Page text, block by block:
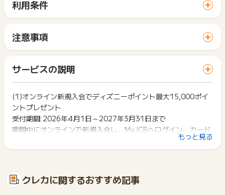
いたずら、転売目的、受取拒否等
・リスティング等、その他掲載条件に反する場合
※SNS拡散は禁止となります。
※ポイントに関するお問い合わせは、
ポイントタウンサポートま
でお問い合わせください。
ポイントについて、広告主に直接お問い合わせをした場合、ポ
イント獲得対象外となる場合がございます。
クレカ クレジットカード
≪獲得予定ポイントが反映されない場合のお問合せについて≫
代理店側で本広告をクリックされた履歴が確認できない場合
は、未反映の原因調査をお受け出来かねる場合がございます。
を承ることができません。
あらかじめご了承ください。
利用条件
サイトに移動してからお申し込みやお買い物が完了するまでの
間に、同じブラウザ（※）で他のサイトに移動した場合はポイン
ト獲得ができません。
ス・お買い物利用時で、デバイス・ブラウザが異なる場合はポ
イント獲得ができません。
2回以上同じお買い物・サービスをご利用される場合は、毎回
ポイントタウンに戻り、「 カード発行でポイントGET 」ボタ
ンを押してからご利用ください。
下記の事項に該当する場合、広告主側で対象外とみなし、「獲
・他のポイントサイトや比較サイト、検索サイトなどを経由し
て一度でも同サービス・お買い物を利用されたことがある場合
注意事項
一部のサービスにつきましては、1商品につき10円単位の金額
は切り捨てとなります。
ポイント獲得が1ポイント未満のものは切り捨てとなり、ポイ
ント履歴には記載されません。
原則として広告主側のポイント等を利用して支払われた金額分
につきましては、ポイントタウンのポイント獲得の対象には含
まれません。
広告主が運営しているサービスの都合もしくは会員様の都合で
商品の交換や一部でもキャンセルされた場合、ポイントが無効
になる可能性もございます。
ン期間が予告なしに変更される場合がございますが、ご利用さ
れた時点の条件が適用されます。
条件を達成しているかどうかは各広告主ではなく、代理店が行
サービスの説明
(1)オンライン新規入会でディズニーポイント最大15,000ポイ
ントプレゼント
受付期間:2026年4月1日～2027年3月31日まで
期間中にオンラインで新規入会し、MyJCBへログイン、カード
・カード利用金額5万円（税込）未満
・カード利用金額5万円（税込）以上10万円（税込）未満の利
用
もっと見る
クレカに関するおすすめ記事